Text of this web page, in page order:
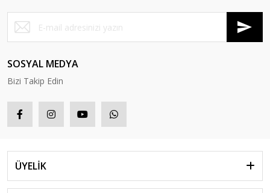
SOSYAL MEDYA
Bizi Takip Edin
ÜYELİK